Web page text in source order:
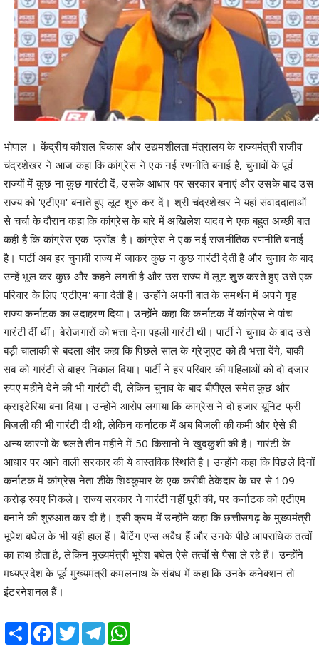
भोपाल । केंद्रीय कौशल विकास और उद्यमशीलता मंत्रालय के राज्यमंत्री राजीव
चंद्रशेखर ने आज कहा कि कांग्रेस ने एक नई रणनीति बनाई है, चुनावों के पूर्व
राज्यों में कुछ ना कुछ गारंटी दें, उसके आधार पर सरकार बनाएं और उसके बाद उस
राज्य को 'एटीएम' बनाते हुए लूट शुरु कर दें। श्री चंद्रशेखर ने यहां संवाददाताओं
से चर्चा के दौरान कहा कि कांग्रेस के बारे में अखिलेश यादव ने एक बहुत अच्छी बात
कही है कि कांग्रेस एक 'फ्रॉड' है। कांग्रेस ने एक नई राजनीतिक रणनीति बनाई
है। पार्टी अब हर चुनावी राज्य में जाकर कुछ न कुछ गारंटी देती है और चुनाव के बाद
उन्हें भूल कर कुछ और कहने लगती है और उस राज्य में लूट शुुरु करते हुए उसे एक
परिवार के लिए 'एटीएम' बना देती है। उन्होंने अपनी बात के समर्थन में अपने गृह
राज्य कर्नाटक का उदाहरण दिया। उन्होंने कहा कि कर्नाटक में कांग्रेस ने पांच
गारंटी दीं थीं। बेरोजगारों को भत्ता देना पहली गारंटी थी। पार्टी ने चुनाव के बाद उसे
बड़ी चालाकी से बदला और कहा कि पिछले साल के ग्रेजुएट को ही भत्ता देंगे, बाकी
सब को गारंटी से बाहर निकाल दिया। पार्टी ने हर परिवार की महिलाओं को दो दजार
रुपए महीने देने की भी गारंटी दी, लेकिन चुनाव के बाद बीपीएल समेत कुछ और
क्राइटेरिया बना दिया। उन्होंने आरोप लगाया कि कांग्रेस ने दाे हजार यूनिट फ्री
बिजली की भी गारंटी दी थी, लेकिन कर्नाटक में अब बिजली की कमी और ऐसे ही
अन्य कारणों के चलते तीन महीने में 50 किसानों ने खुदकुशी की है। गारंटी के
आधार पर आने वाली सरकार की ये वास्तविक स्थिति है। उन्होंने कहा कि पिछले दिनों
कर्नाटक में कांग्रेस नेता डीके शिवकुमार के एक करीबी ठेकेदार के घर से 109
करोड़ रुपए निकले। राज्य सरकार ने गारंटी नहीं पूरी की, पर कर्नाटक को एटीएम
बनाने की शुरुआत कर दी है। इसी क्रम में उन्होंने कहा कि छत्तीसगढ़ के मुख्यमंत्री
भूपेश बघेल के भी यही हाल हैं। बैटिंग एप्स अवैध हैं और उनके पीछे आपराधिक तत्वों
का हाथ होता है, लेकिन मुख्यमंत्री भूपेश बघेल ऐसे तत्वों से पैसा ले रहे हैं। उन्होंने
मध्यप्रदेश के पूर्व मुख्यमंत्री कमलनाथ के संबंध में कहा कि उनके कनेक्शन तो
इंटरनेशनल हैं।
Share Facebook
TwitterTelegram